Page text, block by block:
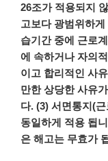
26조가 적용되지
고보다 광범위하게
습기간 중에 근로
에 속하거나 자의
이고 합리적인 사
만한 상당한 사유가
다. (3) 서면통지(
동일하게 적용 됩
은 해고는 무효가